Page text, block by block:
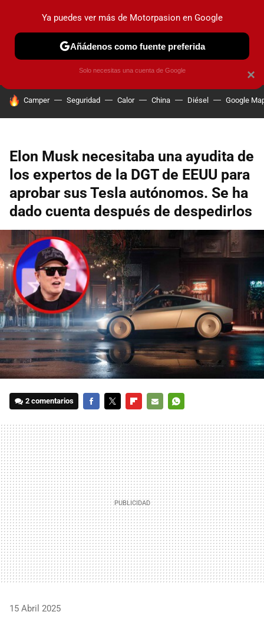
PRUEBAS COCHES ELÉCTRICOS OBSERVATORIO
HOY SE HABLA DE
Camper Seguridad Calor China Diésel Google
Elon Musk necesitaba una ayudita de
los expertos de la DGT de EEUU para
aprobar sus Tesla autónomos. Se ha
dado cuenta después de despedirlos
2 comentarios
MAIL
15 Abril 2025
×
Ya puedes ver más de Motorpasion en Google
Añádenos como fuente preferida
Solo necesitas una cuenta de Google